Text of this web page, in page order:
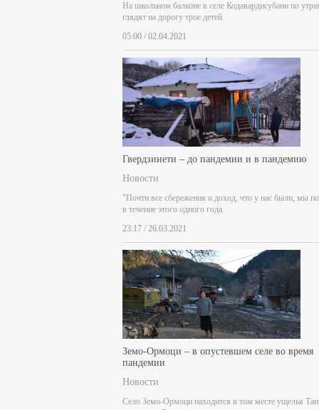
На школьном балконе в селе Кодавардисубани по
глядят на дорогу трое детей.
05:00 / 02.04.2021
Гвердзинети – до пандемии и в пандемию
Новости
"Почти все сбережения и доход, что у нас были, мы
в течение этого одного года.
23:17 / 26.03.2021
Земо-Ормоци – в опустевшем селе во время
пандемии
Новости
Село Земо-Ормоци находится в том месте ущелья